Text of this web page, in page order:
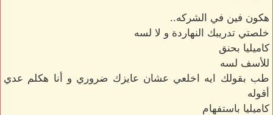
هكون فين في الشركه..
خلصتي تدريبك النهاردة و لا لسه
كاميليا بحنق
للأسف لسه
طب بقولك ايه اخلعي عشان عايزك ضروري و أنا هكلم عدي
أقوله
كاميليا باستفهام